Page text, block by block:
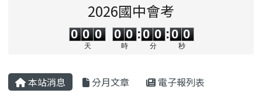
2026國中會考
0
0
0
0
0
天
0
0
0
0
時
:
0
0
0
0
分
:0 0
秒
主內容區域
本站消息 分月文章 電子報列表